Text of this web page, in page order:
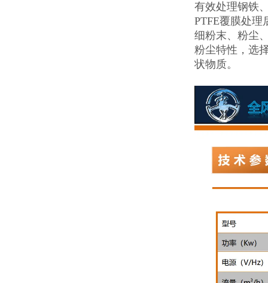
有效处理钢铁
PTFE覆膜处理
细粉末、粉尘
粉尘特性，选
状物质。